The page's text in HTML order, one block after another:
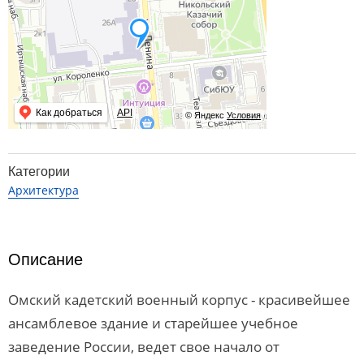
© Яндекс Условия
Как добраться API
Категории
Архитектура
Описание
Омский кадетский военный корпус - красивейшее
ансамблевое здание и старейшее учебное
заведение России, ведет свое начало от